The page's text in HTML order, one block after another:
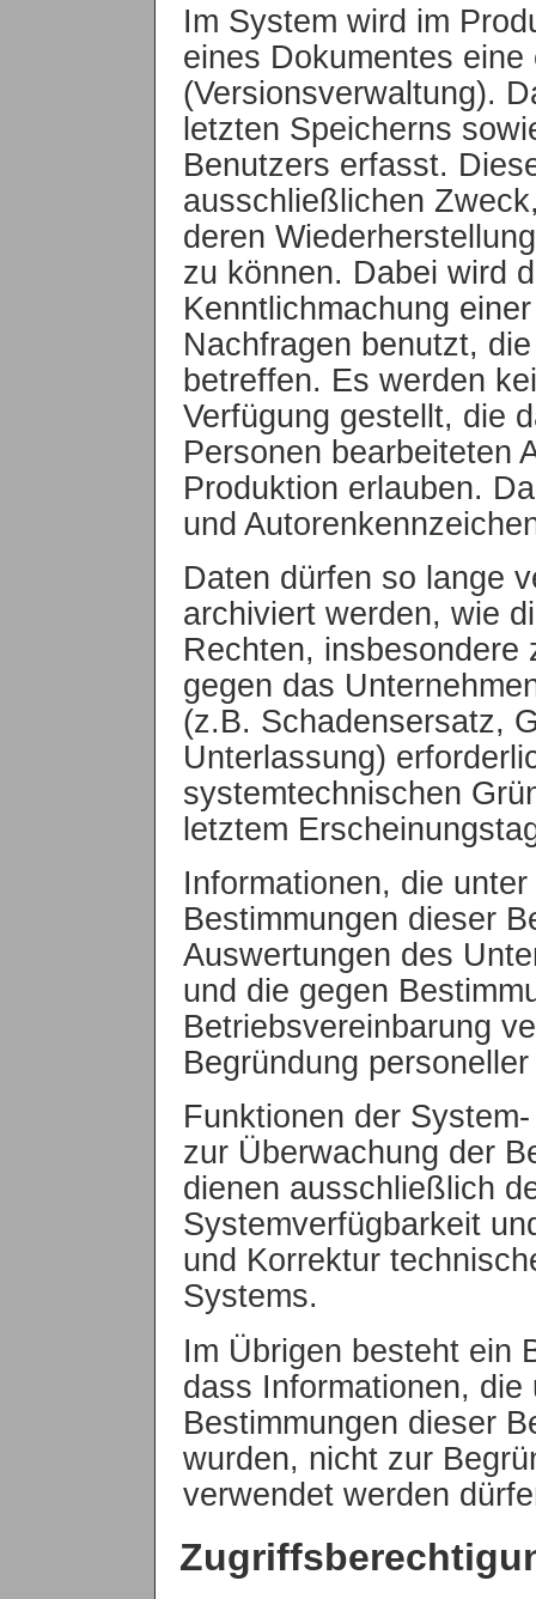
Im System wird im
eines Dokumentes
(Versionsverwaltung).
letzten Speicherns
Benutzers erfasst.
ausschließlichen
deren
zu können. Dabei wird
Kenntlichmachung
Nachfragen benutzt,
betreffen. Es werden
Verfügung gestellt, die
Personen bearbeiteten
Produktion erlauben.
und
Daten dürfen so lange
archiviert werden, wie
Rechten, insbesondere
gegen das
(z.B. Schadensersatz,
Unterlassung)
systemtechnischen
letztem
Informationen, die
Bestimmungen dieser
Auswertungen des
und die gegen
Betriebsvereinbarung
Begründung
Funktionen der
zur Überwachung der
dienen ausschließlich
Systemverfügbarkeit
und Korrektur
Systems.
Im Übrigen besteht ein
dass Informationen,
Bestimmungen dieser
wurden, nicht zur
verwendet werden